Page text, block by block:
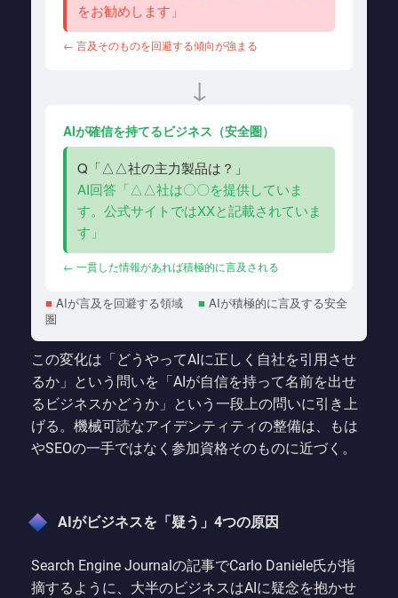
をお勧めします」
← 言及そのものを回避する傾向が強まる
↓
AIが確信を持てるビジネス（安全圏）
Q「△△社の主力製品は？」
AI回答「△△社は〇〇を提供していま
す。公式サイトではXXと記載されていま
す」
← 一貫した情報があれば積極的に言及される
■ AIが言及を回避する領域 ■ AIが積極的に言及する安全
圏
この変化は「どうやってAIに正しく自社を引用させ
るか」という問いを「AIが自信を持って名前を出せ
るビジネスかどうか」という一段上の問いに引き上
げる。機械可読なアイデンティティの整備は、もは
やSEOの一手ではなく参加資格そのものに近づく。
AIがビジネスを「疑う」4つの原因
Search Engine Journalの記事でCarlo Daniele氏が指
摘するように、大半のビジネスはAIに疑念を抱かせ